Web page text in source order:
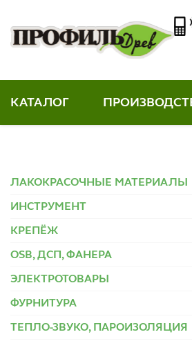
КАТАЛОГ
ЛАКОКРАСОЧНЫЕ МАТЕРИАЛЫ
ИНСТРУМЕНТ
КРЕПЁЖ
OSB, ДСП, ФАНЕРА
ЭЛЕКТРОТОВАРЫ
ФУРНИТУРА
ТЕПЛО-ЗВУКО, ПАРОИЗОЛЯЦИЯ